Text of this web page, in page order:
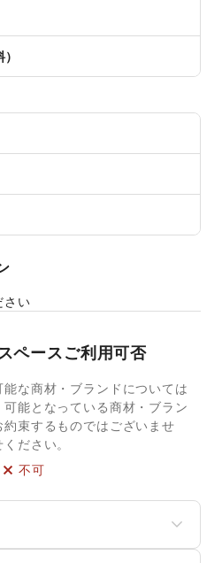
さい
ペースご利用可否
な商材・ブランドについては
能となっている商材・ブラン
束するものではございませ
ださい。
不可